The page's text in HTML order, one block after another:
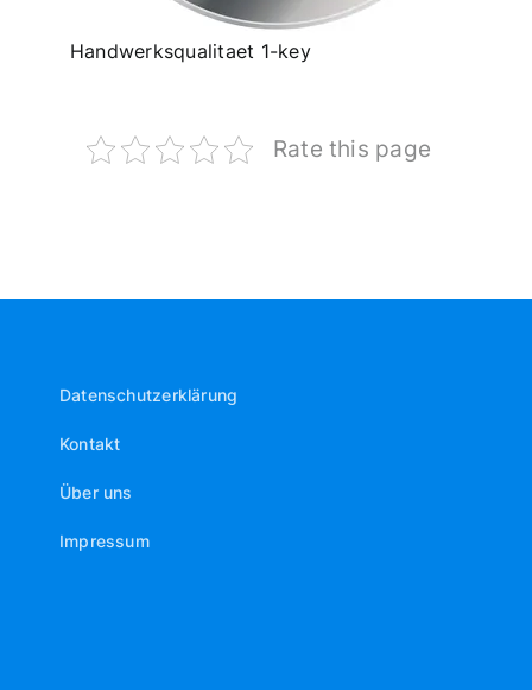
Handwerksqualitaet 1-key
Rate this page
Datenschutzerklärung
Kontakt
Über uns
Impressum